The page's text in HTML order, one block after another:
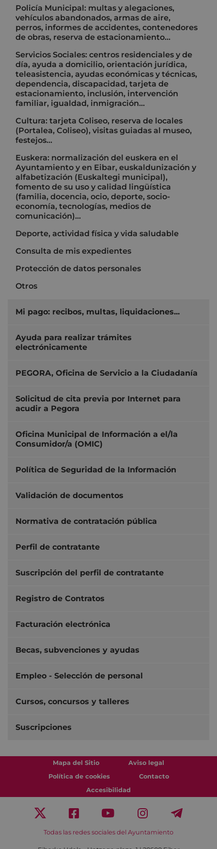
Policía Municipal: multas y alegaciones,
vehículos abandonados, armas de aire,
perros, informes de accidentes, contenedores
de obras, reserva de estacionamiento...
Servicios Sociales: centros residenciales y de
día, ayuda a domicilio, orientación jurídica,
teleasistencia, ayudas económicas y técnicas,
dependencia, discapacidad, tarjeta de
estacionamiento, inclusión, intervención
familiar, igualdad, inmigración...
Cultura: tarjeta Coliseo, reserva de locales
(Portalea, Coliseo), visitas guiadas al museo,
festejos...
Euskera: normalización del euskera en el
Ayuntamiento y en Eibar, euskaldunización y
alfabetización (Euskaltegi municipal),
fomento de su uso y calidad lingüística
(familia, docencia, ocio, deporte, socio-
economía, tecnologías, medios de
comunicación)...
Deporte, actividad física y vida saludable
Consulta de mis expedientes
Protección de datos personales
Otros
Mi pago: recibos, multas, liquidaciones...
Ayuda para realizar trámites
electrónicamente
PEGORA, Oficina de Servicio a la Ciudadanía
Solicitud de cita previa por Internet para
acudir a Pegora
Oficina Municipal de Información a el/la
Consumidor/a (OMIC)
Política de Seguridad de la Información
Validación de documentos
Normativa de contratación pública
Perfil de contratante
Suscripción del perfil de contratante
Registro de Contratos
Facturación electrónica
Becas, subvenciones y ayudas
Empleo - Selección de personal
Cursos, concursos y talleres
Suscripciones
Mapa del Sitio
Aviso legal
Política de cookies
Contacto
Accesibilidad
Todas las redes sociales del Ayuntamiento